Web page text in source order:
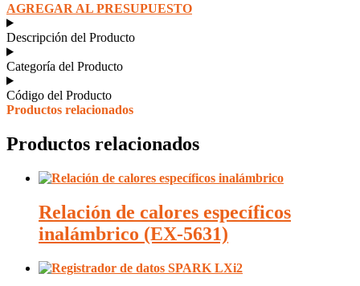
AGREGAR AL PRESUPUESTO
Descripción del Producto
Categoría del Producto
Código del Producto
Productos relacionados
Productos relacionados
Relación de calores específicos
inalámbrico (EX-5631)